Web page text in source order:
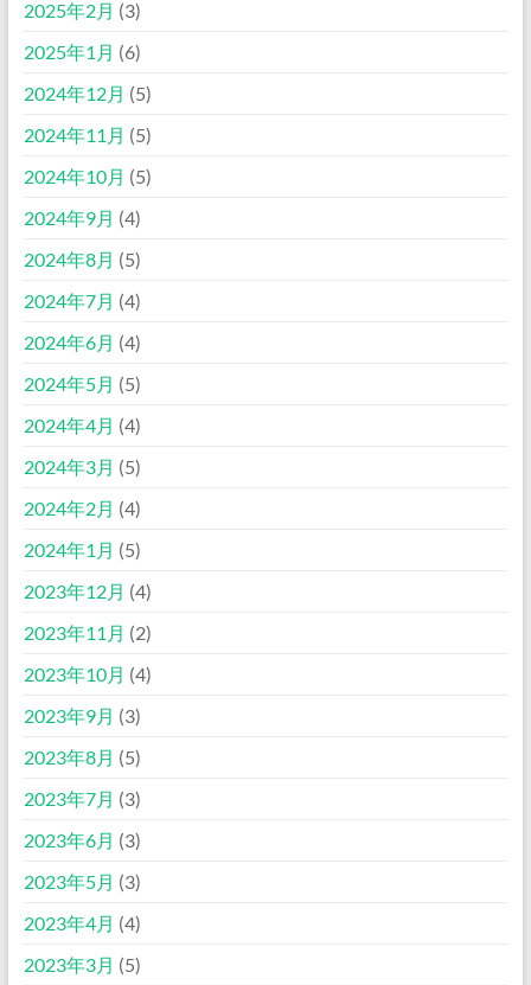
2025年2月 (3)
2025年1月 (6)
2024年12月 (5)
2024年11月 (5)
2024年10月 (5)
2024年9月 (4)
2024年8月 (5)
2024年7月 (4)
2024年6月 (4)
2024年5月 (5)
2024年4月 (4)
2024年3月 (5)
2024年2月 (4)
2024年1月 (5)
2023年12月 (4)
2023年11月 (2)
2023年10月 (4)
2023年9月 (3)
2023年8月 (5)
2023年7月 (3)
2023年6月 (3)
2023年5月 (3)
2023年4月 (4)
2023年3月 (5)